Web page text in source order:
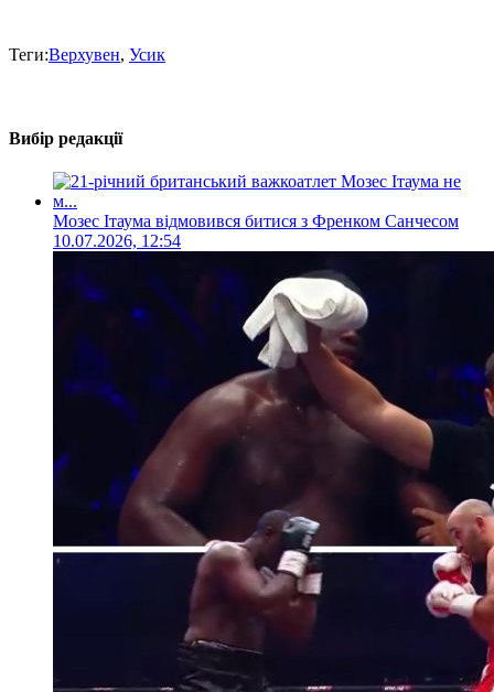
Теги:Верхувен, Усик
Вибір редакції
Мозес Ітаума відмовився битися з Френком Санчесом
10.07.2026, 12:54